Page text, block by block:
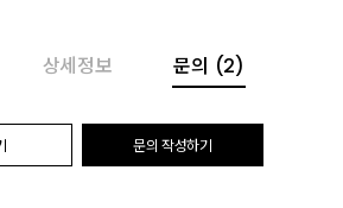
상세정보 문의 (2)
문의 작성하기